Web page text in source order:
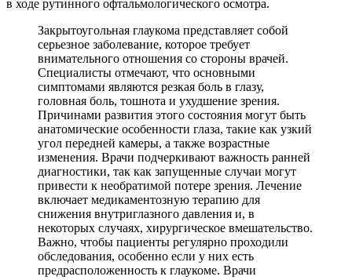
в ходе рутинного офтальмологического осмотра.
Закрытоугольная глаукома представляет собой
серьезное заболевание, которое требует
внимательного отношения со стороны врачей.
Специалисты отмечают, что основными
симптомами являются резкая боль в глазу,
головная боль, тошнота и ухудшение зрения.
Причинами развития этого состояния могут быть
анатомические особенности глаза, такие как узкий
угол передней камеры, а также возрастные
изменения. Врачи подчеркивают важность ранней
диагностики, так как запущенные случаи могут
привести к необратимой потере зрения. Лечение
включает медикаментозную терапию для
снижения внутриглазного давления и, в
некоторых случаях, хирургическое вмешательство.
Важно, чтобы пациенты регулярно проходили
обследования, особенно если у них есть
предрасположенность к глаукоме. Врачи